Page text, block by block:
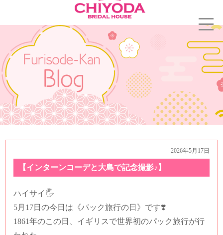
2026年5月17日
【インターンコーデと大島で記念撮影♪】
ハイサイ🖐️
5月17日の今日は《パック旅行の日》です❣️
1861年のこの日、イギリスで世界初のパック旅行が行